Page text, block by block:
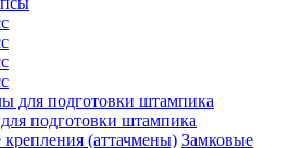
подготовки штампика
Замковые